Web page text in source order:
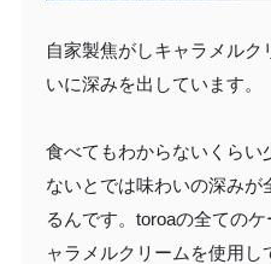
自家製焦がしキャラメル
いに深みを出しています。
食べてもわからないくらい
ないとでは味わいの深みが
るんです。toroaの全ての
ャラメルクリームを使用